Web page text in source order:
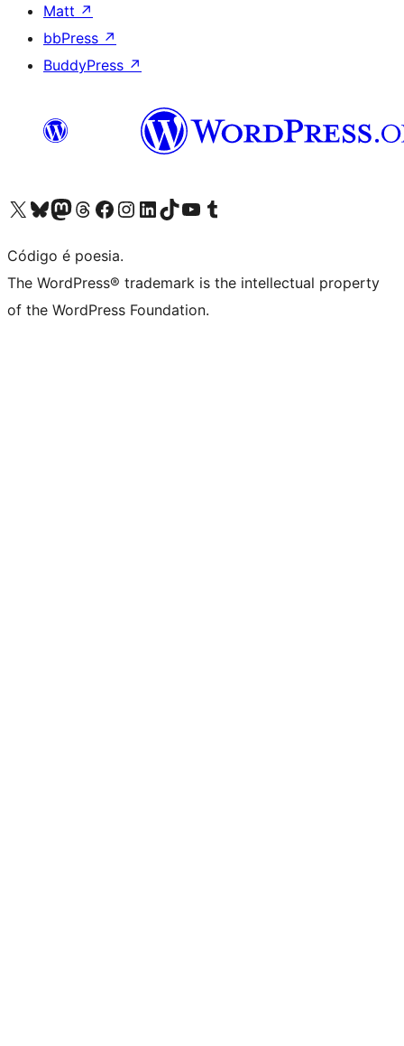
Matt ↗
bbPress ↗
BuddyPress ↗
Visite a nossa conta X (antigo Twitter)
Visit our Bluesky account
Visit our Mastodon account
Visit our Threads account
Visite a nossa página do Facebook
Visite a nossa conta no Instagram
Visite a nossa conta no LinkedIn
Visit our TikTok account
Visit our YouTube channel
Visit our Tumblr account
Código é poesia.
The WordPress® trademark is the intellectual property
of the WordPress Foundation.